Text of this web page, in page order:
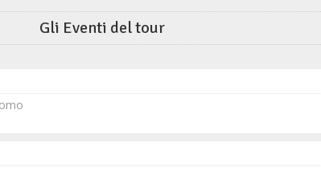
Gli Eventi del tour